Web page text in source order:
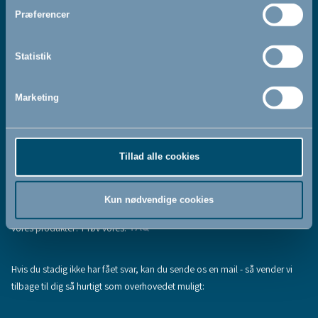
Præferencer
Statistik
Marketing
Tillad alle cookies
Kun nødvendige cookies
læst og accepteret vores
Cookiepolitik
Tilmeld
Fandt du ikke den information, du søgte, eller har du flere spørgsmål til
vores produkter? Prøv vores:FAQ
Hvis du stadig ikke har fået svar, kan du sende os en mail - så vender vi
tilbage til dig så hurtigt som overhovedet muligt: